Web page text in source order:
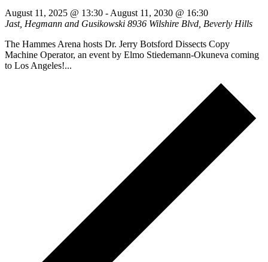
August 11, 2025 @ 13:30 - August 11, 2030 @ 16:30
Jast, Hegmann and Gusikowski 8936 Wilshire Blvd, Beverly Hills
The Hammes Arena hosts Dr. Jerry Botsford Dissects Copy
Machine Operator, an event by Elmo Stiedemann-Okuneva coming
to Los Angeles!...